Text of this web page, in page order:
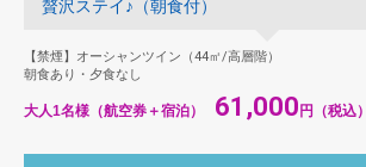
贅沢ステイ♪（朝食付）
【禁煙】オーシャンツイン（44㎡/高層階）
朝食あり・夕食なし
大人1名様（航空券＋宿泊） 61,000 円（税込）